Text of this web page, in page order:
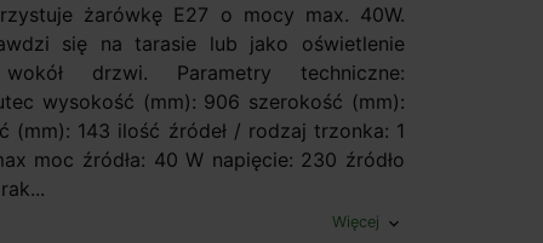
żarówkę E27 o mocy max. 40W.
się na tarasie lub jako oświetlenie
drzwi. Parametry techniczne:
wysokość (mm): 906 szerokość (mm):
(mm): 143 ilość źródeł / rodzaj trzonka: 1
moc źródła: 40 W napięcie: 230 źródło
Więcej expand_more